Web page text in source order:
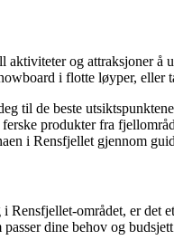
aktiviteter og attraksjoner
i flotte løyper, eller
til de beste
produkter fra
i Rensfjellet gjennom
Rensfjellet-området, er det
dine behov og